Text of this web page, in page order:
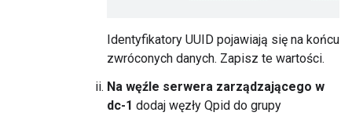
Identyfikatory UUID pojawiają się na końcu
zwróconych danych. Zapisz te wartości.
Na węźle serwera zarządzającego w
dc-1 dodaj węzły Qpid do grupy